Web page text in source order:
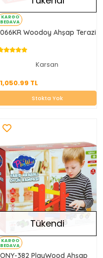
KARGO
BEDAVA
066KR Woodoy Ahşap Terazi
Karsan
1,050.99 TL
1,050.99 TL
Stokta Yok
Stokta Yok
KARGO
BEDAVA
Tükendi
ONY-382 PlayWood Ahşap